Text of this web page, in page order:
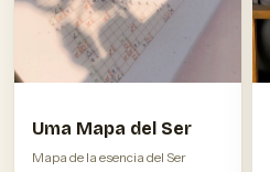
Uma Mapa del Ser
Mapa de la esencia del Ser